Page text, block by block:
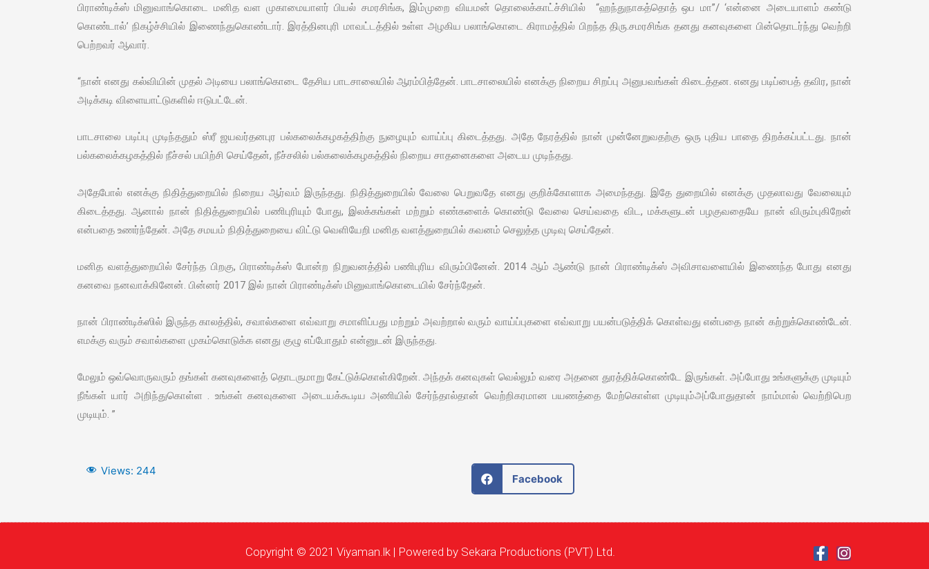
பிராண்டிக்ஸ் மினுவாங்கொடை மனித வள முகாமையாளர் பியல் சமரசிங்க, இம்முறை வியமன் தொலைக்காட்ச்சியில் “ஹந்துநாகத்தொத் ஒப மா”/ ‘என்னை அடையாளம் கண்டு
கொண்டால்’ நிகழ்ச்சியில் இணைந்துகொண்டார். இரத்தினபுரி மாவட்டத்தில் உள்ள அழகிய பலாங்கொடை கிராமத்தில் பிறந்த திரு.சமரசிங்க தனது கனவுகளை பின்தொடர்ந்து வெற்றி
பெற்றவர் ஆவார்.
“நான் எனது கல்வியின் முதல் அடியை பலாங்கொடை தேசிய பாடசாலையில் ஆரம்பித்தேன். பாடசாலையில் எனக்கு நிறைய சிறப்பு அனுபவங்கள் கிடைத்தன. எனது படிப்பைத் தவிர, நான்
அடிக்கடி விளையாட்டுகளில் ஈடுபட்டேன்.
பாடசாலை படிப்பு முடிந்ததும் ஸ்ரீ ஜயவர்தனபுர பல்கலைக்கழகத்திற்கு நுழையும் வாய்ப்பு கிடைத்தது. அதே நேரத்தில் நான் முன்னேறுவதற்கு ஒரு புதிய பாதை திறக்கப்பட்டது. நான்
பல்கலைக்கழகத்தில் நீச்சல் பயிற்சி செய்தேன், நீச்சலில் பல்கலைக்கழகத்தில் நிறைய சாதனைகளை அடைய முடிந்தது.
அதேபோல் எனக்கு நிதித்துறையில் நிறைய ஆர்வம் இருந்தது. நிதித்துறையில் வேலை பெறுவதே எனது குறிக்கோளாக அமைந்தது. இதே துறையில் எனக்கு முதலாவது வேலையும்
கிடைத்தது. ஆனால் நான் நிதித்துறையில் பணிபுரியும் போது, ​​இலக்கங்கள் மற்றும் எண்களைக் கொண்டு வேலை செய்வதை விட, மக்களுடன் பழகுவதையே நான் விரும்புகிறேன்
என்பதை உணர்ந்தேன். அதே சமயம் நிதித்துறையை விட்டு வெளியேறி மனித வளத்துறையில் கவனம் செலுத்த முடிவு செய்தேன்.
மனித வளத்துறையில் சேர்ந்த பிறகு, பிராண்டிக்ஸ் போன்ற நிறுவனத்தில் பணிபுரிய விரும்பினேன். 2014 ஆம் ஆண்டு நான் பிராண்டிக்ஸ் அவிசாவளையில் இணைந்த போது எனது
கனவை நனவாக்கினேன். பின்னர் 2017 இல் நான் பிராண்டிக்ஸ் மினுவாங்கொடையில் சேர்ந்தேன்.
நான் பிராண்டிக்ஸில் இருந்த காலத்தில், சவால்களை எவ்வாறு சமாளிப்பது மற்றும் அவற்றால் வரும் வாய்ப்புகளை எவ்வாறு பயன்படுத்திக் கொள்வது என்பதை நான் கற்றுக்கொண்டேன்.
எமக்கு வரும் சவால்களை முகம்கொடுக்க எனது குழு எப்போதும் என்னுடன் இருந்தது.
மேலும் ஒவ்வொருவரும் தங்கள் கனவுகளைத் தொடருமாறு கேட்டுக்கொள்கிறேன். அந்தக் கனவுகள் வெல்லும் வரை அதனை துரத்திக்கொண்டே இருங்கள். அப்போது உங்களுக்கு முடியும்
நீங்கள் யார் அறிந்துகொள்ள . உங்கள் கனவுகளை அடையக்கூடிய அணியில் சேர்ந்தால்தான் வெற்றிகரமான பயணத்தை மேற்கொள்ள முடியும்அப்போதுதான் நாம்மால் வெற்றிபெற
முடியும். ”
Views: 244
Facebook
Copyright © 2021 Viyaman.lk | Powered by Sekara Productions (PVT) Ltd.